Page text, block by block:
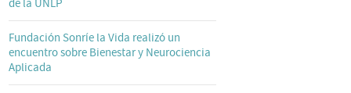
de la UNLP
Fundación Sonríe la Vida realizó un
encuentro sobre Bienestar y Neurociencia
Aplicada